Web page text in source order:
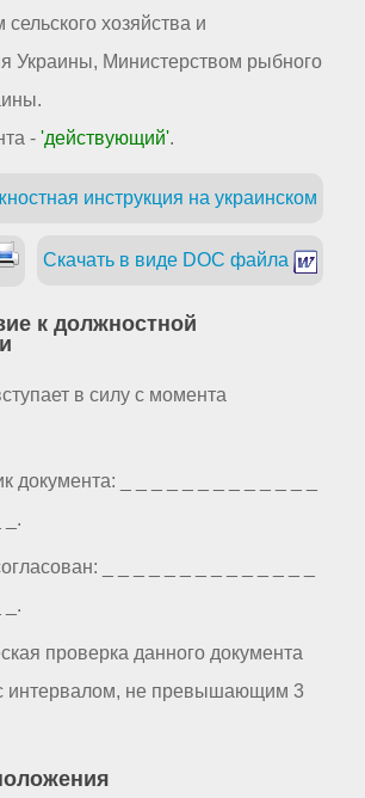
хозяйства и
Украины, Министерством рыбного
- 'действующий'.
инструкция на украинском
Скачать в виде DOC файла
к должностной
в силу с момента
документа: _ _ _ _ _ _ _ _ _ _ _ _ _
_.
_ _ _ _ _ _ _ _ _ _ _ _ _ _
_.
проверка данного документа
интервалом, не превышающим 3